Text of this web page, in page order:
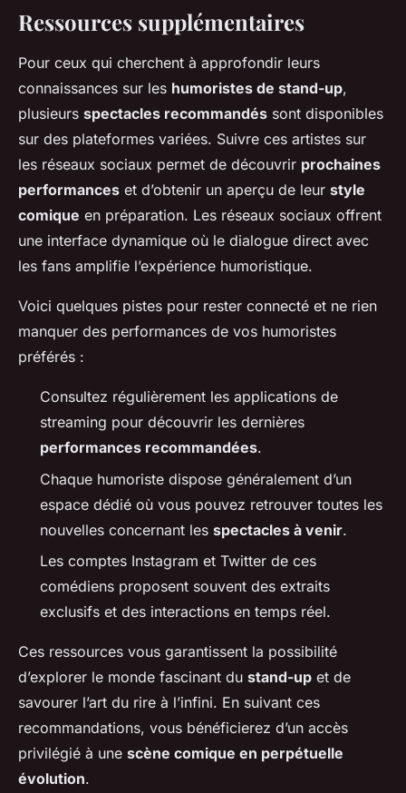
Ressources supplémentaires
Pour ceux qui cherchent à approfondir leurs
connaissances sur les humoristes de stand-up,
plusieurs spectacles recommandés sont disponibles
sur des plateformes variées. Suivre ces artistes sur
les réseaux sociaux permet de découvrir prochaines
performances et d’obtenir un aperçu de leur style
comique en préparation. Les réseaux sociaux offrent
une interface dynamique où le dialogue direct avec
les fans amplifie l’expérience humoristique.
Voici quelques pistes pour rester connecté et ne rien
manquer des performances de vos humoristes
préférés :
Consultez régulièrement les applications de
streaming pour découvrir les dernières
performances recommandées.
Chaque humoriste dispose généralement d’un
espace dédié où vous pouvez retrouver toutes les
nouvelles concernant les spectacles à venir.
Les comptes Instagram et Twitter de ces
comédiens proposent souvent des extraits
exclusifs et des interactions en temps réel.
Ces ressources vous garantissent la possibilité
d’explorer le monde fascinant du stand-up et de
savourer l’art du rire à l’infini. En suivant ces
recommandations, vous bénéficierez d’un accès
privilégié à une scène comique en perpétuelle
évolution.